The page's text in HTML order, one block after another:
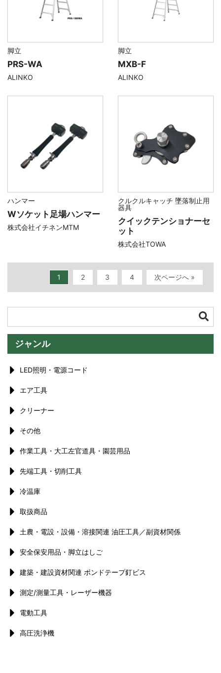
ジャンル
LED照明・電源コード
エア工具
クリーナー
その他
作業工具・大工左官道具・園芸用品
先端工具・切削工具
冷温庫
取扱商品
土農・電設・設備・溶接関連 油圧工具／副資材関係
安全保安用品・脚立はしご
建築・建設資材関連 ボンドテープ釘ビス
測定/測量工具・レーザー機器
電動工具
高圧洗浄機
脚立
PRS-WA
ALINKO
脚立
MXB-F
ALINKO
ハンマー
Wソケット足場ハンマー
株式会社イチネンMTM
クルクルキャッチ 墜落制止用
器具
クイックテンショナーセ
ット
株式会社TOWA
1 2 3 4 次ページへ »